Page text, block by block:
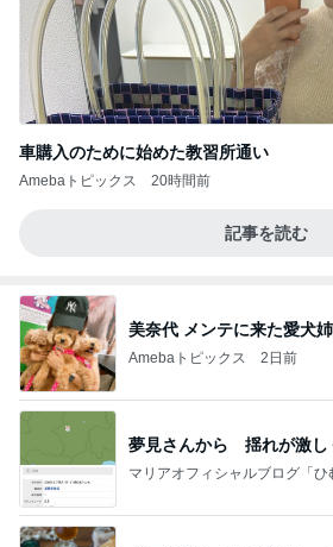
車購入のために始めた教習所通い
Amebaトピックス 20時間前
記事を読む
美奈代 メンテに来た愛犬
Amebaトピックス 2日前
夢見さんから 揺れが激し
マリアオフィシャルブログ「ひ